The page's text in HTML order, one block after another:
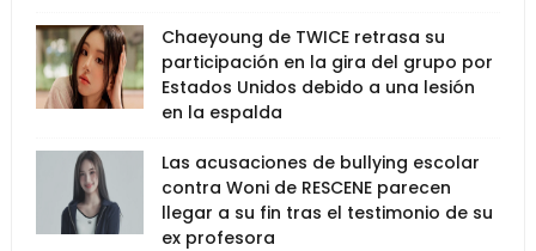
Chaeyoung de TWICE retrasa su
participación en la gira del grupo por
Estados Unidos debido a una lesión
en la espalda
Las acusaciones de bullying escolar
contra Woni de RESCENE parecen
llegar a su fin tras el testimonio de su
ex profesora